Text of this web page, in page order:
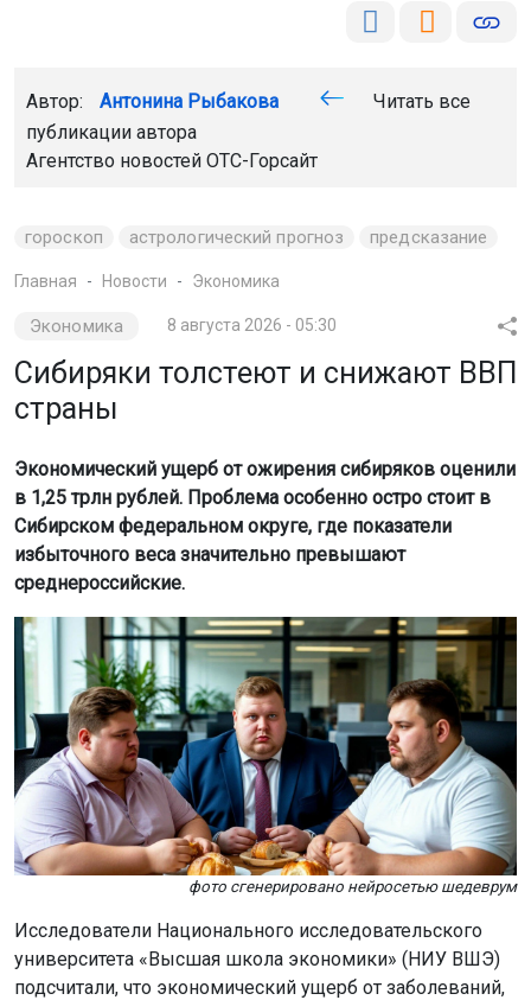
Автор: Антонина Рыбакова
Читать все
публикации автора
Агентство новостей ОТС-Горсайт
гороскоп астрологический прогноз предсказание
Главная Новости Экономика
Экономика 8 августа 2026 - 05:30
Сибиряки толстеют и снижают ВВП
страны
Экономический ущерб от ожирения сибиряков оценили
в 1,25 трлн рублей. Проблема особенно остро стоит в
Сибирском федеральном округе, где показатели
избыточного веса значительно превышают
среднероссийские.
фото сгенерировано нейросетью шедеврум
Исследователи Национального исследовательского
университета «Высшая школа экономики» (НИУ ВШЭ)
подсчитали, что экономический ущерб от заболеваний,